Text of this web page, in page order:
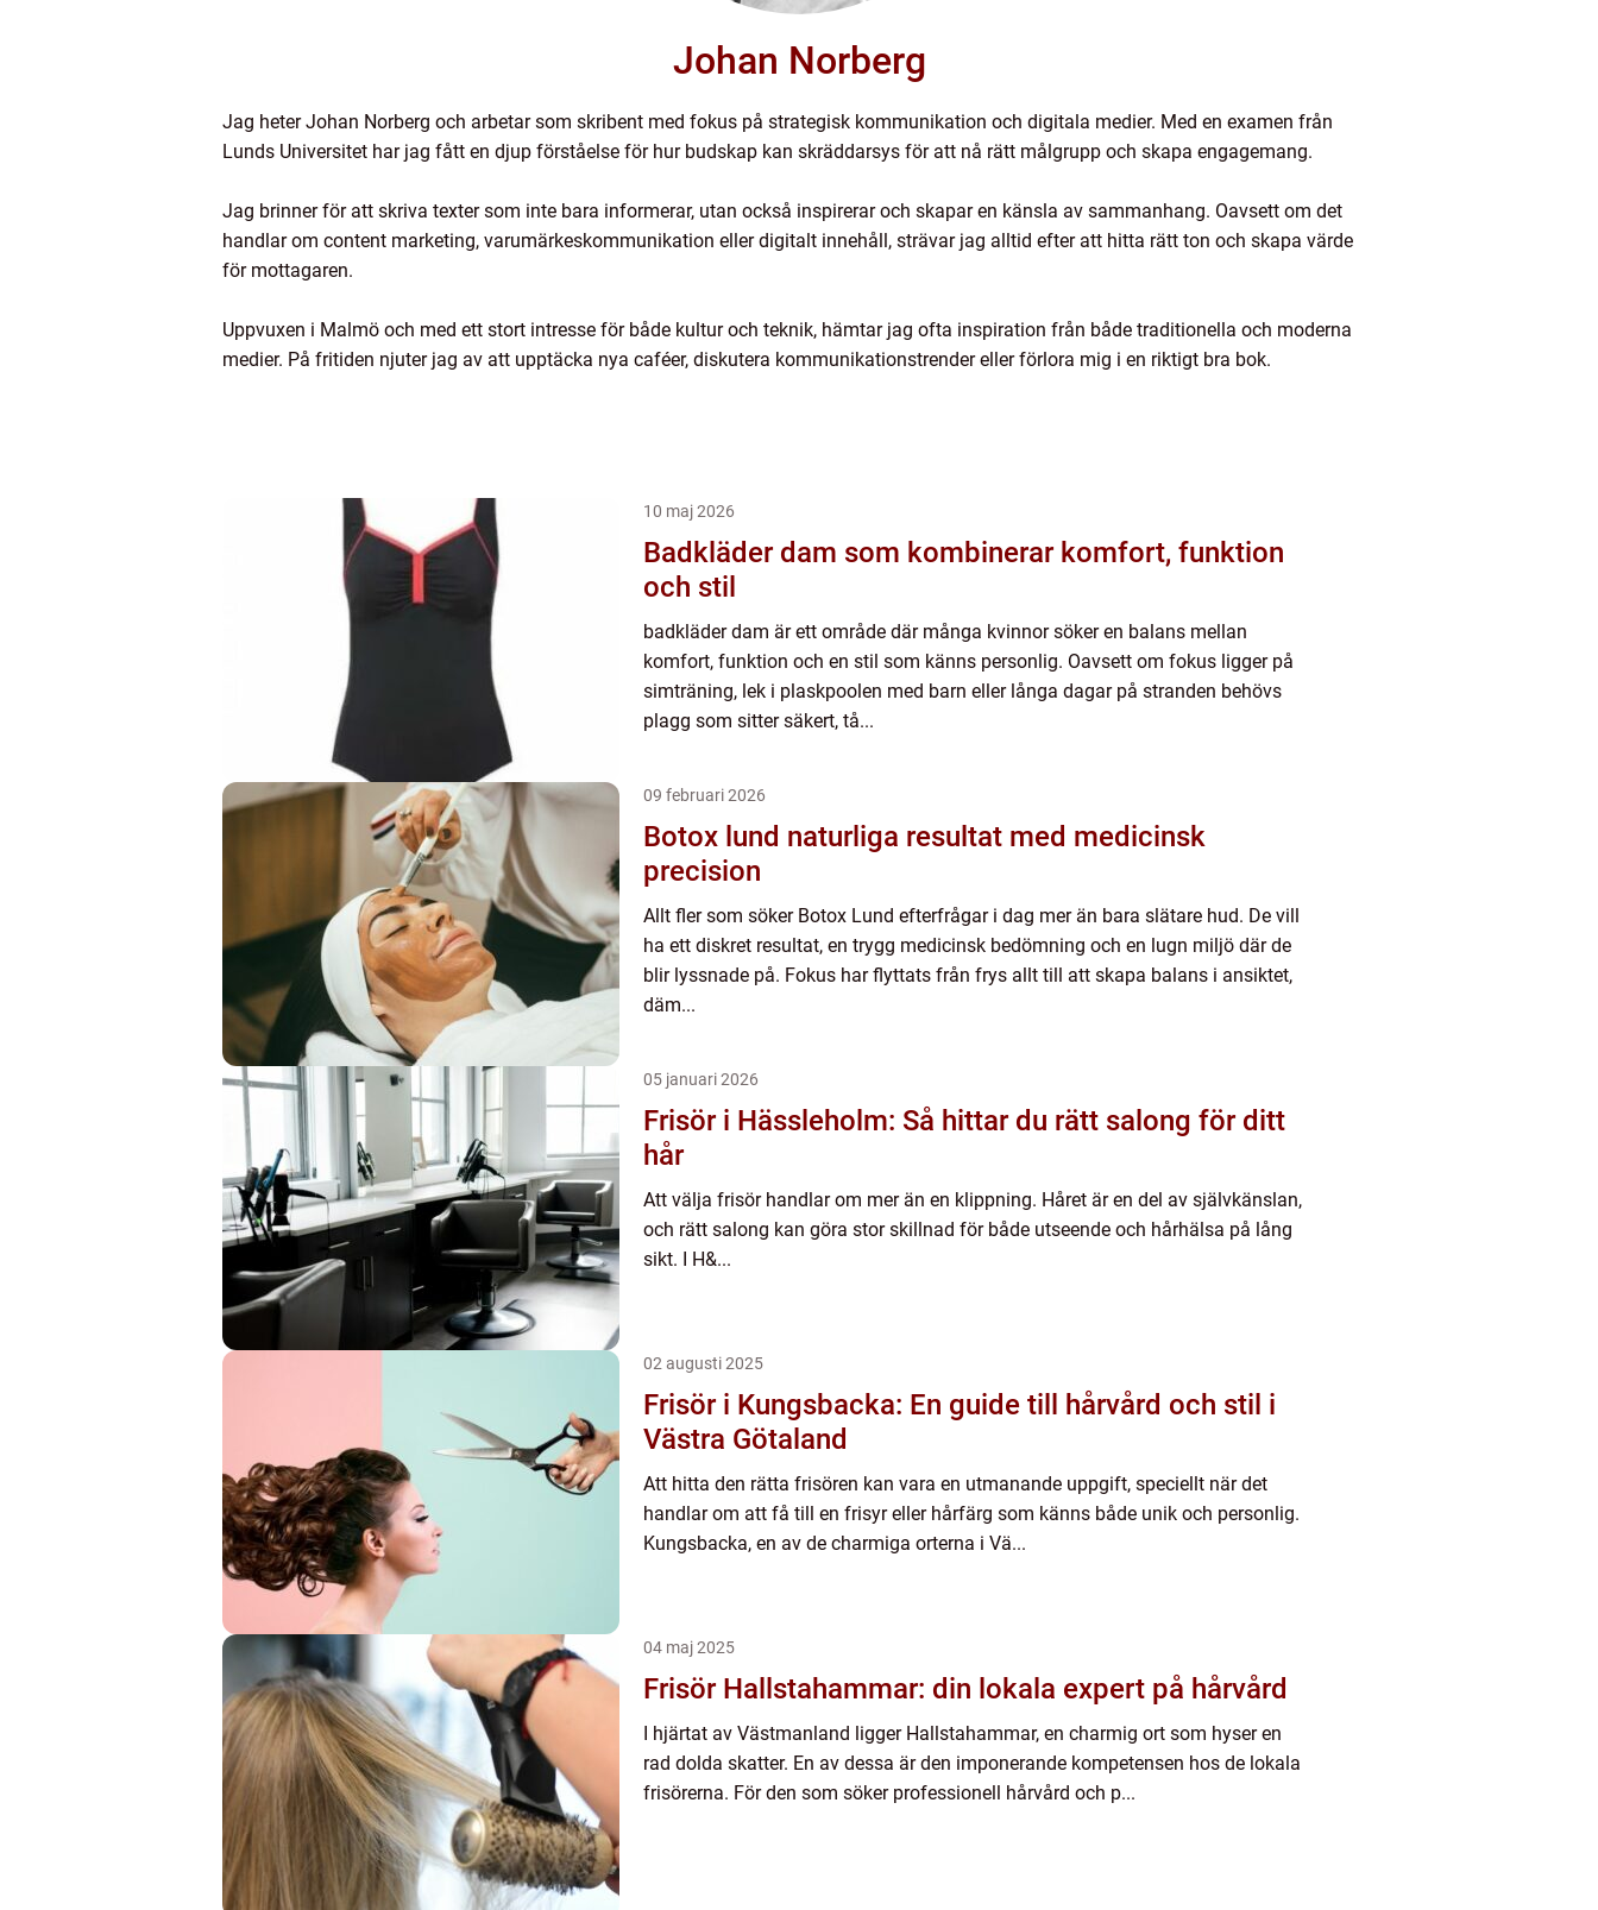
Johan Norberg
Jag heter Johan Norberg och arbetar som skribent med fokus på strategisk kommunikation och digitala medier. Med en examen från
Lunds Universitet har jag fått en djup förståelse för hur budskap kan skräddarsys för att nå rätt målgrupp och skapa engagemang.
Jag brinner för att skriva texter som inte bara informerar, utan också inspirerar och skapar en känsla av sammanhang. Oavsett om det
handlar om content marketing, varumärkeskommunikation eller digitalt innehåll, strävar jag alltid efter att hitta rätt ton och skapa värde
för mottagaren.
Uppvuxen i Malmö och med ett stort intresse för både kultur och teknik, hämtar jag ofta inspiration från både traditionella och moderna
medier. På fritiden njuter jag av att upptäcka nya caféer, diskutera kommunikationstrender eller förlora mig i en riktigt bra bok.
10 maj 2026
Badkläder dam som kombinerar komfort, funktion
och stil
badkläder dam är ett område där många kvinnor söker en balans mellan
komfort, funktion och en stil som känns personlig. Oavsett om fokus ligger på
simträning, lek i plaskpoolen med barn eller långa dagar på stranden behövs
plagg som sitter säkert, tå...
09 februari 2026
Botox lund naturliga resultat med medicinsk
precision
Allt fler som söker Botox Lund efterfrågar i dag mer än bara slätare hud. De vill
ha ett diskret resultat, en trygg medicinsk bedömning och en lugn miljö där de
blir lyssnade på. Fokus har flyttats från frys allt till att skapa balans i ansiktet,
däm...
05 januari 2026
Frisör i Hässleholm: Så hittar du rätt salong för ditt
hår
Att välja frisör handlar om mer än en klippning. Håret är en del av självkänslan,
och rätt salong kan göra stor skillnad för både utseende och hårhälsa på lång
sikt. I H&...
02 augusti 2025
Frisör i Kungsbacka: En guide till hårvård och stil i
Västra Götaland
Att hitta den rätta frisören kan vara en utmanande uppgift, speciellt när det
handlar om att få till en frisyr eller hårfärg som känns både unik och personlig.
Kungsbacka, en av de charmiga orterna i Vä...
04 maj 2025
Frisör Hallstahammar: din lokala expert på hårvård
I hjärtat av Västmanland ligger Hallstahammar, en charmig ort som hyser en
rad dolda skatter. En av dessa är den imponerande kompetensen hos de lokala
frisörerna. För den som söker professionell hårvård och p...